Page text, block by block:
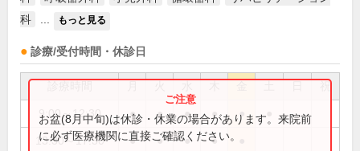
科
もっと見る
診療/受付時間・休診日
祝
9:00～12:30 ● ● ● ● ●
13:30～17:30 ● ● ● ●
お盆(8月中旬)は休診・休業の場合があります。来院前
に必ず医療機関に直接ご確認ください。